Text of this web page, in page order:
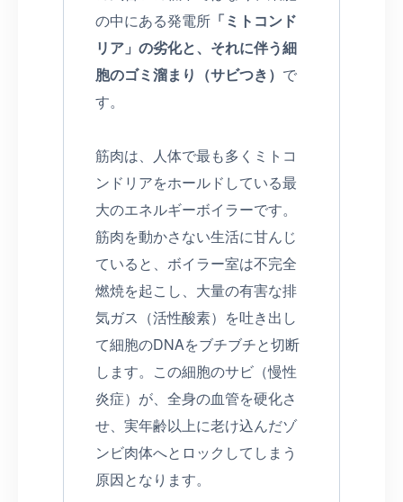
の中にある発電所 「ミトコンド
リア」の劣化と、それに伴う細
胞のゴミ溜まり（サビつき） で
す。
筋肉は、人体で最も多くミトコ
ンドリアをホールドしている最
大のエネルギーボイラーです。
筋肉を動かさない生活に甘んじ
ていると、ボイラー室は不完全
燃焼を起こし、大量の有害な排
気ガス（活性酸素）を吐き出し
て細胞のDNAをブチブチと切断
します。この細胞のサビ（慢性
炎症）が、全身の血管を硬化さ
せ、実年齢以上に老け込んだゾ
ンビ肉体へとロックしてしまう
原因となります。